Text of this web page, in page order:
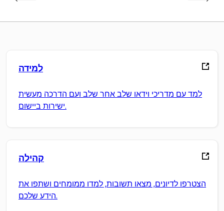
למידה
למד עם מדריכי וידאו שלב אחר שלב ועם הדרכה מעשית
ישירות ביישום.
קהילה
הצטרפו לדיונים, מצאו תשובות, למדו ממומחים ושתפו את
הידע שלכם.